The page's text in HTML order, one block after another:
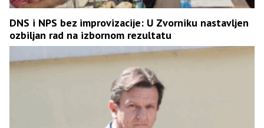
DNS i NPS bez improvizacije: U Zvorniku nastavljen
ozbiljan rad na izbornom rezultatu